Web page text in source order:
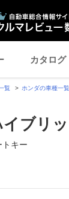
カタログ
覧 ホンダの車種一覧
ブリ
キー